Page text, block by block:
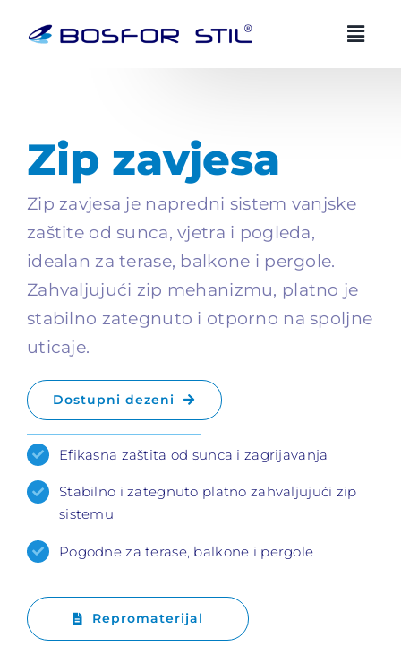
BOSFOR STIL AI savjetnik
Uvijek dostupan
Zdravo! Ja sam Bosfor Stil AI savjetnik.
Kako vam mogu pomoci?
03:50
Zip zavjesa
Zip zavjesa je napredni sistem vanjske
zaštite od sunca, vjetra i pogleda,
idealan za terase, balkone i pergole.
Zahvaljujući zip mehanizmu, platno je
stabilno zategnuto i otporno na spoljne
uticaje.
Dostupni dezeni
Efikasna zaštita od sunca i zagrijavanja
Stabilno i zategnuto platno zahvaljujući zip
sistemu
Pogodne za terase, balkone i pergole
Repromaterijal